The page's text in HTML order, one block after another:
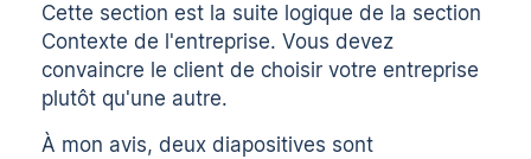
Cette section est la suite logique de la section
Contexte de l'entreprise. Vous devez
convaincre le client de choisir votre entreprise
plutôt qu'une autre.
À mon avis, deux diapositives sont